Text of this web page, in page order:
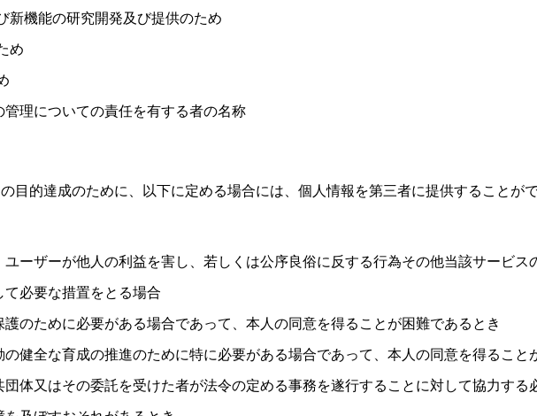
新機能の研究開発及び提供のため
め
理についての責任を有する者の名称
目的達成のために、以下に定める場合には、個人情報を第三者に提供することが
ーザーが他人の利益を害し、若しくは公序良俗に反する行為その他当該サービ
必要な措置をとる場合
護のために必要がある場合であって、本人の同意を得ることが困難であるとき
健全な育成の推進のために特に必要がある場合であって、本人の同意を得ること
団体又はその委託を受けた者が法令の定める事務を遂行することに対して協力す